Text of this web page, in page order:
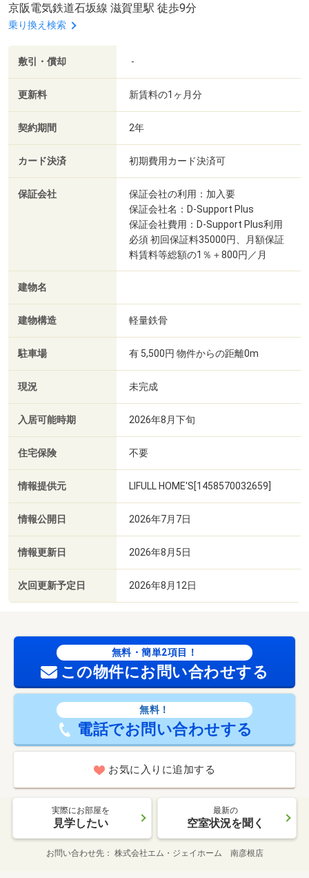
京阪電気鉄道石坂線 滋賀里駅 徒歩9分
乗り換え検索
敷引・償却 -
更新料 新賃料の1ヶ月分
契約期間 2年
カード決済 初期費用カード決済可
保証会社
保証会社の利用：加入要
保証会社名：D-Support Plus
保証会社費用：D-Support Plus利用
必須 初回保証料35000円、月額保証
料賃料等総額の1％＋800円／月
建物名
建物構造 軽量鉄骨
駐車場 有 5,500円 物件からの距離0m
現況 未完成
入居可能時期 2026年8月下旬
住宅保険 不要
情報提供元 LIFULL HOME'S[1458570032659]
情報公開日 2026年7月7日
情報更新日 2026年8月5日
次回更新予定日 2026年8月12日
無料・簡単2項目！
この物件にお問い合わせする
無料！
電話でお問い合わせする
お気に入りに追加する
実際にお部屋を
見学したい
最新の
空室状況を聞く
お問い合わせ先 株式会社エム・ジェイホーム 南彦根店